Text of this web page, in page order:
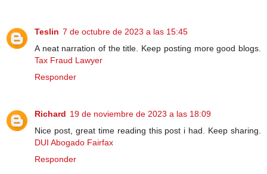
Teslin 7 de octubre de 2023 a las 15:45
A neat narration of the title. Keep posting more good blogs.
Tax Fraud Lawyer
Responder
Richard 19 de noviembre de 2023 a las 18:09
Nice post, great time reading this post i had. Keep sharing.
DUI Abogado Fairfax
Responder